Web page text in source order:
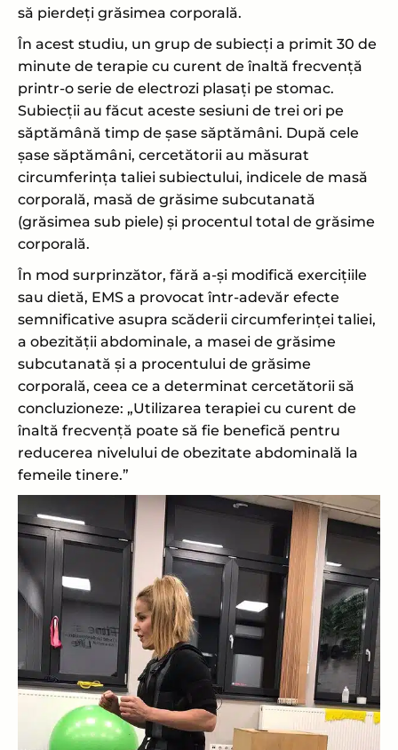
să pierdeți grăsimea corporală.
În acest studiu, un grup de subiecți a primit 30 de
minute de terapie cu curent de înaltă frecvență
printr-o serie de electrozi plasați pe stomac.
Subiecții au făcut aceste sesiuni de trei ori pe
săptămână timp de șase săptămâni. După cele
șase săptămâni, cercetătorii au măsurat
circumferința taliei subiectului, indicele de masă
corporală, masă de grăsime subcutanată
(grăsimea sub piele) și procentul total de grăsime
corporală.
În mod surprinzător, fără a-și modifică exercițiile
sau dietă, EMS a provocat într-adevăr efecte
semnificative asupra scăderii circumferinței taliei,
a obezității abdominale, a masei de grăsime
subcutanată și a procentului de grăsime
corporală, ceea ce a determinat cercetătorii să
concluzioneze: „Utilizarea terapiei cu curent de
înaltă frecvență poate să fie benefică pentru
reducerea nivelului de obezitate abdominală la
femeile tinere.”